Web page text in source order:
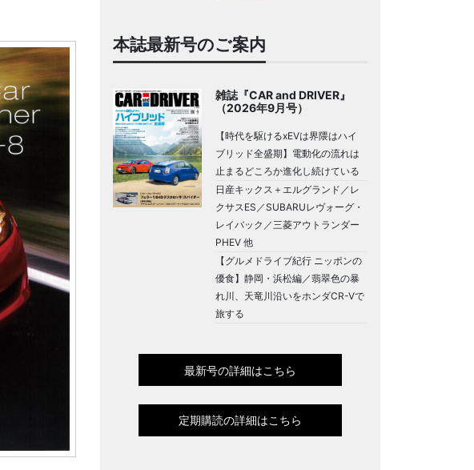
本誌最新号のご案内
雑誌『CAR and DRIVER』
（2026年9月号）
【時代を駆けるxEVは界隈はハイ
ブリッド全盛期】電動化の流れは
止まるどころか進化し続けている
日産キックス＋エルグランド／レ
クサスES／SUBARUレヴォーグ・
レイバック／三菱アウトランダー
PHEV 他
【グルメドライブ紀行 ニッポンの
優食】静岡・浜松編／翡翠色の暴
れ川、天竜川沿いをホンダCR-Vで
旅する
最新号の詳細はこちら
定期購読の詳細はこちら